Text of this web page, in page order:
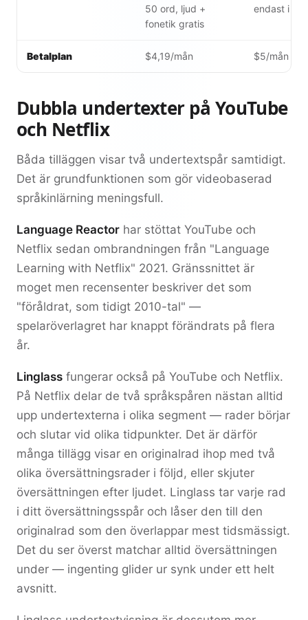
50 ord, ljud +
fonetik gratis
endast i Pro
Betalplan $4,19/mån $5/mån
Dubbla undertexter på YouTube
och Netflix
Båda tilläggen visar två undertextspår samtidigt.
Det är grundfunktionen som gör videobaserad
språkinlärning meningsfull.
Language Reactor har stöttat YouTube och
Netflix sedan ombrandningen från "Language
Learning with Netflix" 2021. Gränssnittet är
moget men recensenter beskriver det som
"föråldrat, som tidigt 2010-tal" —
spelaröverlagret har knappt förändrats på flera
år.
Linglass fungerar också på YouTube och Netflix.
På Netflix delar de två språkspåren nästan alltid
upp undertexterna i olika segment — rader börjar
och slutar vid olika tidpunkter. Det är därför
många tillägg visar en originalrad ihop med två
olika översättningsrader i följd, eller skjuter
översättningen efter ljudet. Linglass tar varje rad
i ditt översättningsspår och låser den till den
originalrad som den överlappar mest tidsmässigt.
Det du ser överst matchar alltid översättningen
under — ingenting glider ur synk under ett helt
avsnitt.